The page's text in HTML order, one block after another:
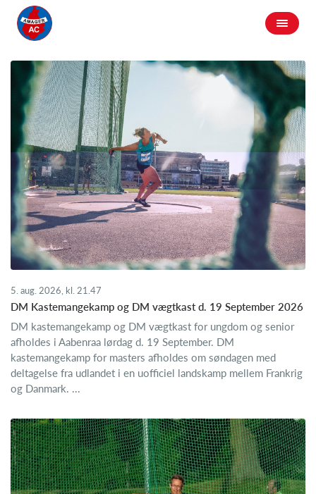
5. aug. 2026, kl. 21.47
DM Kastemangekamp og DM vægtkast d. 19 September 2026
DM kastemangekamp og DM vægtkast for ungdom og senior
afholdes i Aabenraa lørdag d. 19 September. DM
kastemangekamp for masters afholdes om søndagen med
deltagelse fra udlandet i en uofficiel landskamp mellem Frankrig
og Danmark. ...